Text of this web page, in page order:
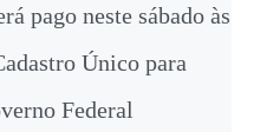
pago neste sábado às
Único para
Federal